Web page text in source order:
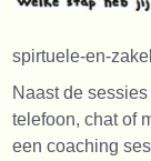
spirtuele-en-
Naast de
telefoon, chat of
een coaching